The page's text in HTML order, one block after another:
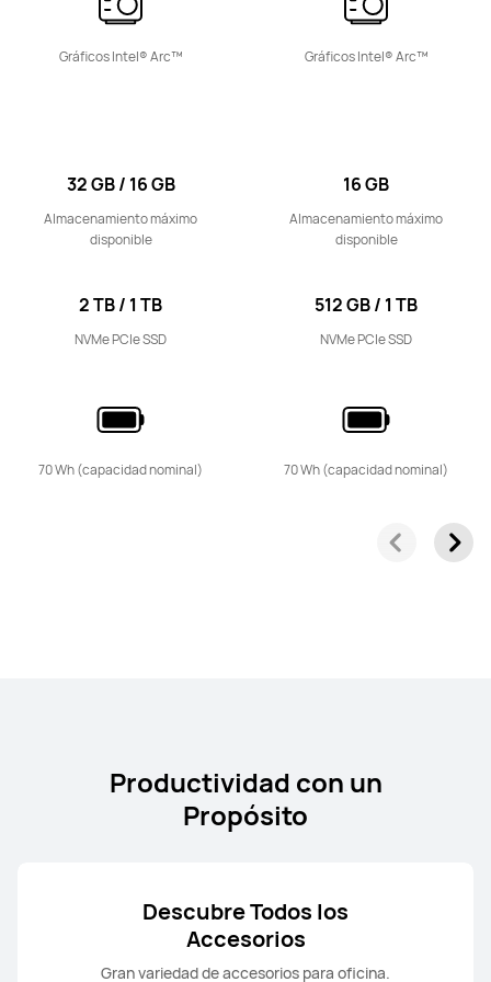
Descubre más
Gráficos Intel® Arc™
32 GB / 16 GB
Almacenamiento máximo
disponible
2 TB / 1 TB
NVMe PCIe SSD
70 Wh (capacidad nominal)
Gráficos Intel® Arc™
16 GB
Almacenamiento máximo
disponible
512 GB / 1 TB
NVMe PCIe SSD
70 Wh (capacidad nominal)
Productividad con un
Propósito
Descubre Todos los
Accesorios
Gran variedad de accesorios para oficina.